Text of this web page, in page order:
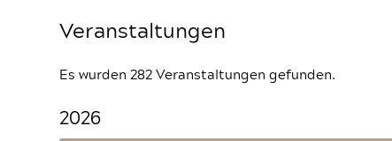
Veranstaltungen
Es wurden 282 Veranstaltungen gefunden.
2026